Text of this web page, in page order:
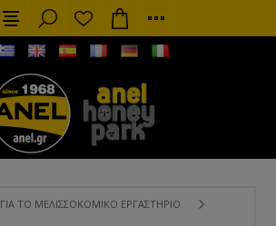
ΓΙΑ ΤΟ ΜΕΛΙΣΣΟΚΟΜΙΚΌ ΕΡΓΑΣΤΉΡΙΟ